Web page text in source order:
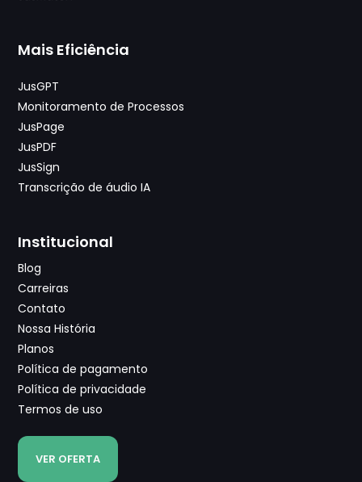
Mais Eficiência
JusGPT
Monitoramento de Processos
JusPage
JusPDF
JusSign
Transcrição de áudio IA
Institucional
Blog
Carreiras
Contato
Nossa História
Planos
Política de pagamento
Política de privacidade
Termos de uso
VER OFERTA